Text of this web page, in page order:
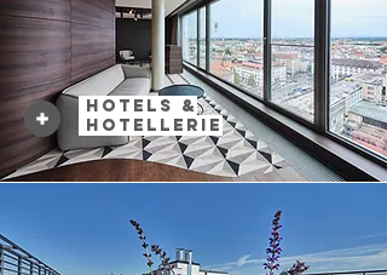
Hotels &
Hotellerie